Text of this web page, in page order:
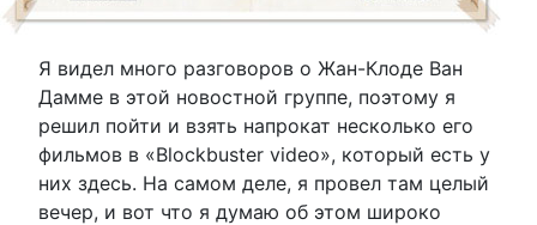
Я видел много разговоров о Жан-Клоде Ван
Дамме в этой новостной группе, поэтому я
решил пойти и взять напрокат несколько его
фильмов в «Blockbuster video», который есть у
них здесь. На самом деле, я провел там целый
вечер, и вот что я думаю об этом широко